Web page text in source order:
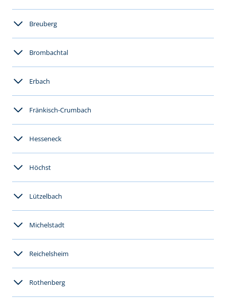
Breuberg
Brombachtal
Erbach
Fränkisch-Crumbach
Hesseneck
Höchst
Lützelbach
Michelstadt
Reichelsheim
Rothenberg